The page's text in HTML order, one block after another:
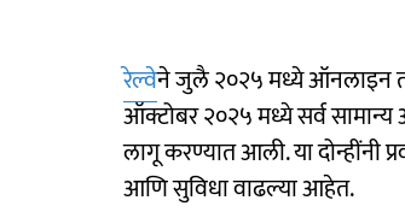
रेल्वेने जुलै २०२५ मध्ये ऑनलाइन
ऑक्टोबर २०२५ मध्ये सर्व
लागू करण्यात आली. या दोन्हींनी
आणि सुविधा वाढल्या आहेत.